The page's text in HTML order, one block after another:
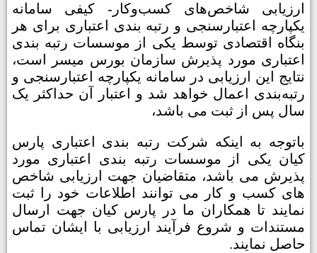
ارزیابی شاخص‌های کسب‌وکار- کیفی سامانه
یکپارچه اعتبارسنجی و رتبه بندی اعتباری برای هر
بنگاه اقتصادی توسط یکی از موسسات رتبه بندی
اعتباری مورد پذیرش سازمان بورس میسر است،
نتایج این ارزیابی در سامانه یکپارچه اعتبارسنجی و
رتبه‌بندی اعمال خواهد شد و اعتبار آن حداکثر یک
سال پس از ثبت می باشد،
باتوجه به اینکه شرکت رتبه بندی اعتباری پارس
کیان یکی از موسسات رتبه بندی اعتباری مورد
پذیرش می باشد، متقاضیان جهت ارزیابی شاخص
های کسب و کار می توانند اطلاعات خود را ثبت
نمایند تا همکاران ما در پارس کیان جهت ارسال
مستندات و شروع فرآیند ارزیابی با ایشان تماس
حاصل نمایند.